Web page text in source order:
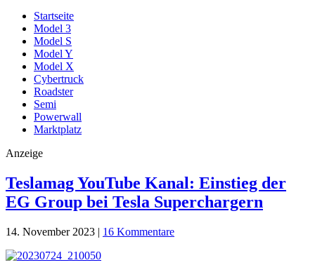
Startseite
Model 3
Model S
Model Y
Model X
Cybertruck
Roadster
Semi
Powerwall
Marktplatz
Anzeige
Teslamag YouTube Kanal: Einstieg der
EG Group bei Tesla Superchargern
14. November 2023 | 16 Kommentare